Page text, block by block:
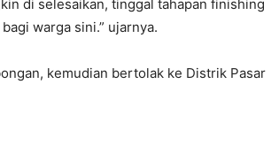
di selesaikan, tinggal tahapan finishing
warga sini.” ujarnya.
kemudian bertolak ke Distrik Pasar